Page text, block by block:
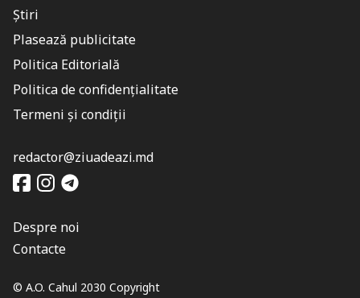
© A.O. Cahul 2030 Copyright
Știri
Plasează publicitate
Politica Editorială
Politica de confidențialitate
Termeni și condiții
redactor@ziuadeazi.md
Despre noi
Contacte